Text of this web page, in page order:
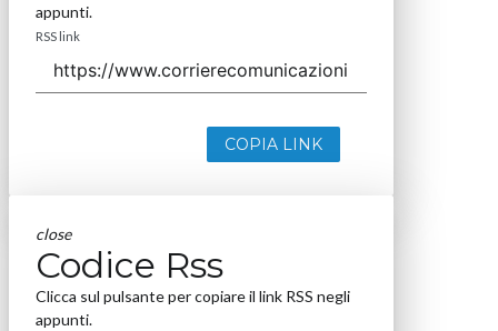
appunti.
RSS link
COPIA LINK
close
Codice Rss
Clicca sul pulsante per copiare il link RSS negli
appunti.